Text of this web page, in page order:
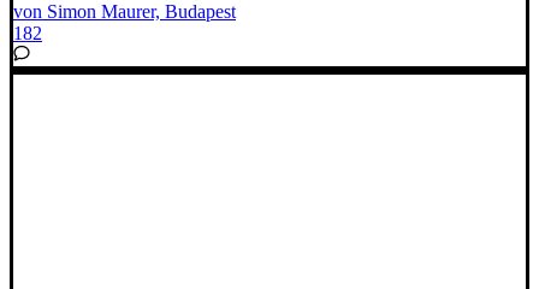
von Simon Maurer, Budapest
182